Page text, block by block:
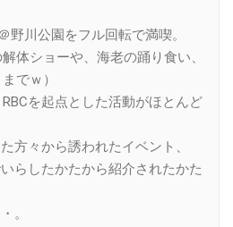
川公園をフル回転で満喫。
体ショーや、海老の踊り食い、
でｗ）
を起点とした活動がほとんど
方々から誘われたイベント、
らしたかたから紹介されたかた
。